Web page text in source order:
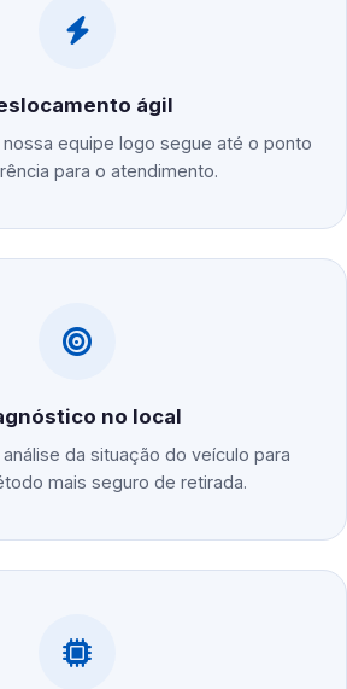
ágil
equipe logo segue até o ponto
para o atendimento.
no local
da situação do veículo para
mais seguro de retirada.